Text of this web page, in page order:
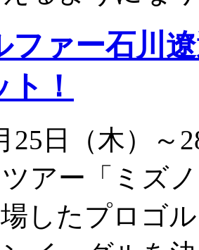
ファー石川
！
25日（木）～
アー「ミズ
したプロゴ